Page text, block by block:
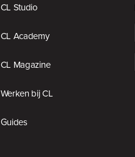
CL Studio
CL Academy
CL Magazine
Werken bij CL
Guides